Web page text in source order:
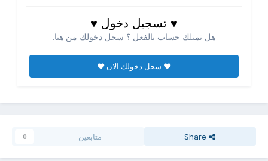
♥ تسجيل دخول ♥
هل تمتلك حساب بالفعل ؟ سجل دخولك من هنا.
♥ سجل دخولك الان ♥
Share متابعين 0